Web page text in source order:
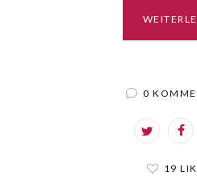
0
19